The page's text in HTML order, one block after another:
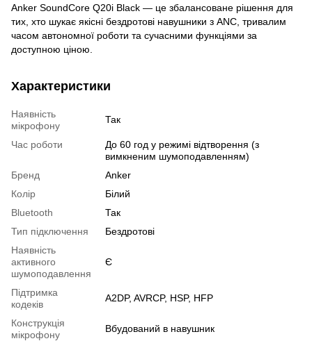
Anker SoundCore Q20i Black — це збалансоване рішення для
тих, хто шукає якісні бездротові навушники з ANC, тривалим
часом автономної роботи та сучасними функціями за
доступною ціною.
Характеристики
Наявність
мікрофону
Так
Час роботи
До 60 год у режимі відтворення (з
вимкненим шумоподавленням)
Бренд
Anker
Колір
Білий
Bluetooth
Так
Тип підключення
Бездротові
Наявність
активного
шумоподавлення
Є
Підтримка
кодеків
A2DP, AVRCP, HSP, HFP
Конструкція
мікрофону
Вбудований в навушник